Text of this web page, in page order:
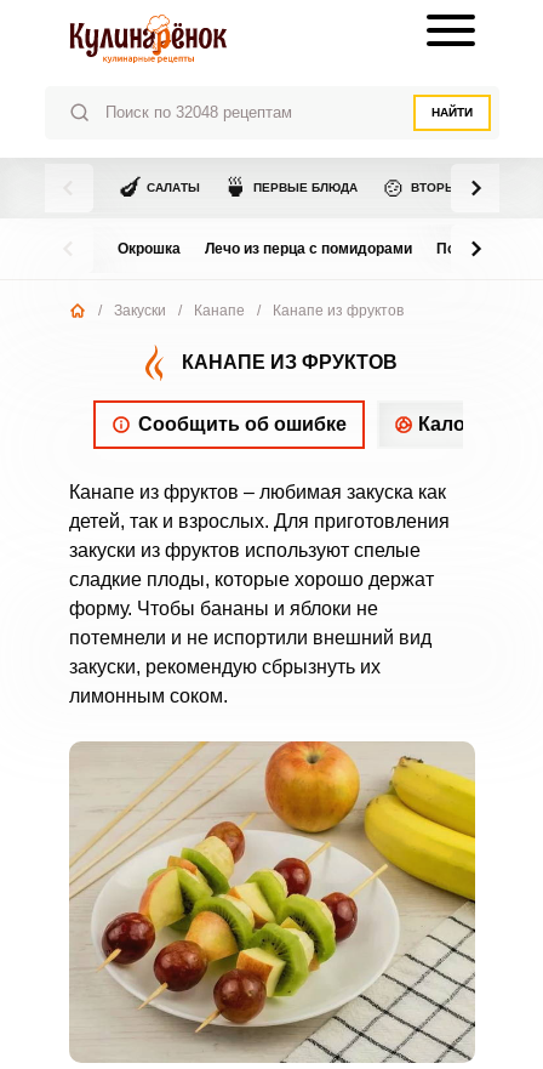
НАЙТИ
🍆 САЛАТЫ 🍵 ПЕРВЫЕ БЛЮДА 🍲 ВТОРЫЕ БЛЮДА
Окрошка Лечо из перца с помидорами Помидоры в
/ Закуски / Канапе / Канапе из фруктов
КАНАПЕ ИЗ ФРУКТОВ
Сообщить об ошибке
Канапе из фруктов – любимая закуска как
детей, так и взрослых. Для приготовления
закуски из фруктов используют спелые
сладкие плоды, которые хорошо держат
форму. Чтобы бананы и яблоки не
потемнели и не испортили внешний вид
закуски, рекомендую сбрызнуть их
лимонным соком.